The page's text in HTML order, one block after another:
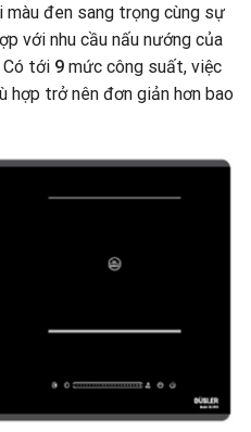
đen sang trọng cùng sự
với nhu cầu nấu nướng của
Có tới 9 mức công suất, việc
hợp trở nên đơn giản hơn bao